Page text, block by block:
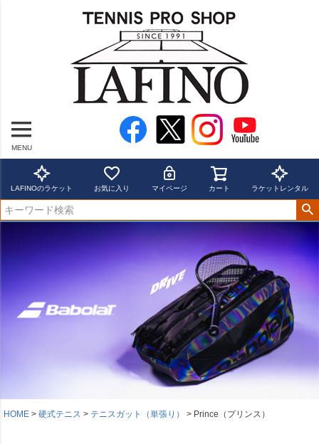
MENU
LAFINOのラケット お気に入り マイページ カート ラケットレンタル
HOME 硬式テニス テニスガット（単張り） Prince（プリンス）